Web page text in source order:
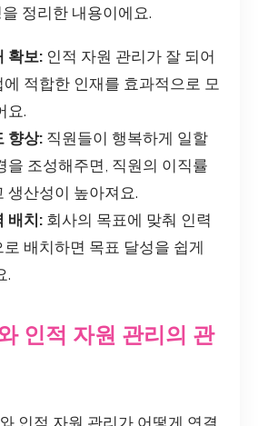
정리한 내용이에요.
확보: 인적 자원 관리가 잘 되어
적합한 인재를 효과적으로 모
요.
향상: 직원들이 행복하게 일할
을 조성해주면, 직원의 이직률
생산성이 높아져요.
배치: 회사의 목표에 맞춰 인력
배치하면 목표 달성을 쉽게
.
인적 자원 관리의 관